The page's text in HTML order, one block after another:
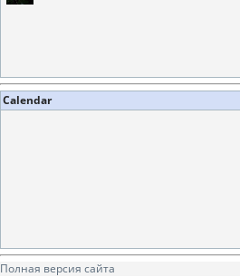
Calendar
Полная версия сайта